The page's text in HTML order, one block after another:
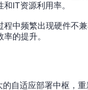
IT资源利用率。
中频繁出现硬件不
的提升。
自适应部署中枢，